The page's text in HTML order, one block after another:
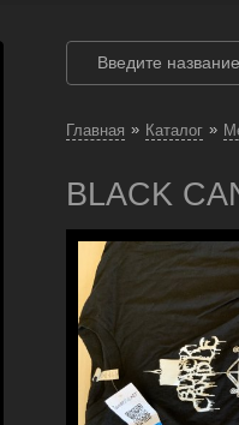
Главная » Каталог »
BLACK